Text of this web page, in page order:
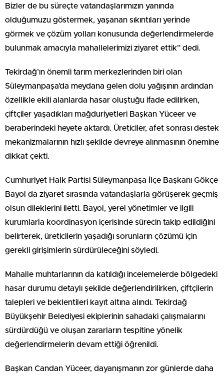
Bizler de bu süreçte vatandaşlarımızın yanında
olduğumuzu göstermek, yaşanan sıkıntıları yerinde
görmek ve çözüm yolları konusunda değerlendirmelerde
bulunmak amacıyla mahallelerimizi ziyaret ettik” dedi.
Tekirdağ’ın önemli tarım merkezlerinden biri olan
Süleymanpaşa’da meydana gelen dolu yağışının ardından
özellikle ekili alanlarda hasar oluştuğu ifade edilirken,
çiftçiler yaşadıkları mağduriyetleri Başkan Yüceer ve
beraberindeki heyete aktardı. Üreticiler, afet sonrası destek
mekanizmalarının hızlı şekilde devreye alınmasının önemine
dikkat çekti.
Cumhuriyet Halk Partisi Süleymanpaşa İlçe Başkanı Gökçe
Bayol da ziyaret sırasında vatandaşlarla görüşerek geçmiş
olsun dileklerini iletti. Bayol, yerel yönetimler ve ilgili
kurumlarla koordinasyon içerisinde sürecin takip edildiğini
belirterek, üreticilerin yaşadığı sorunların çözümü için
gerekli girişimlerin sürdürüleceğini söyledi.
Mahalle muhtarlarının da katıldığı incelemelerde bölgedeki
hasar durumu detaylı şekilde değerlendirilirken, çiftçilerin
talepleri ve beklentileri kayıt altına alındı. Tekirdağ
Büyükşehir Belediyesi ekiplerinin sahadaki çalışmalarını
sürdürdüğü ve oluşan zararların tespitine yönelik
değerlendirmelerin devam ettiği öğrenildi.
Başkan Candan Yüceer, dayanışmanın zor günlerde daha